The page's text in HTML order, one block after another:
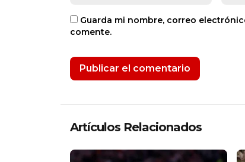
Guarda mi nombre, correo
comente.
Artículos Relacionados